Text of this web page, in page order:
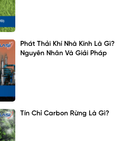
Phát Thải Khí Nhà Kính Là Gì?
Nguyên Nhân Và Giải Pháp
Tín Chỉ Carbon Rừng Là Gì?